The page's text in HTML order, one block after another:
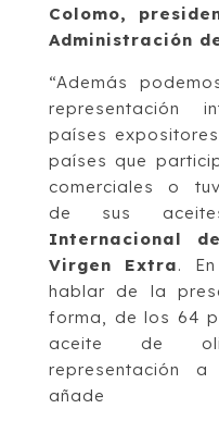
Colomo,
Administración
“Además
representación
países
países que
comerciales o
de sus
Internacional
Virgen Extra.
hablar de la
forma, de los 64
aceite de
representación
añade